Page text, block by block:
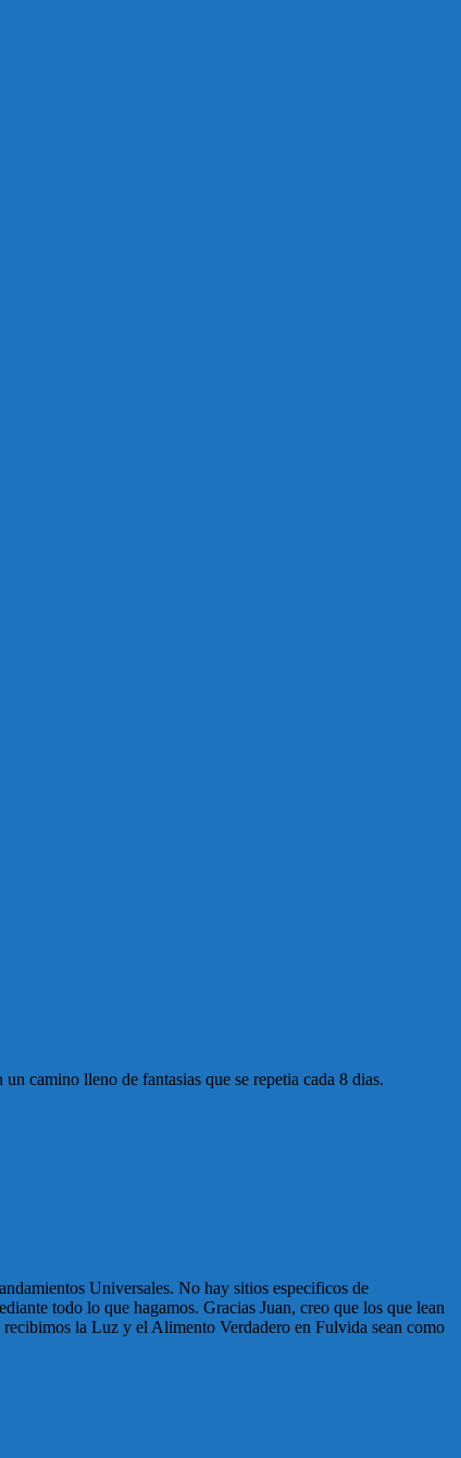
camino lleno de fantasias que se repetia cada 8 dias.
Universales. No hay sitios especificos de
todo lo que hagamos. Gracias Juan, creo que los que lean
la Luz y el Alimento Verdadero en Fulvida sean como